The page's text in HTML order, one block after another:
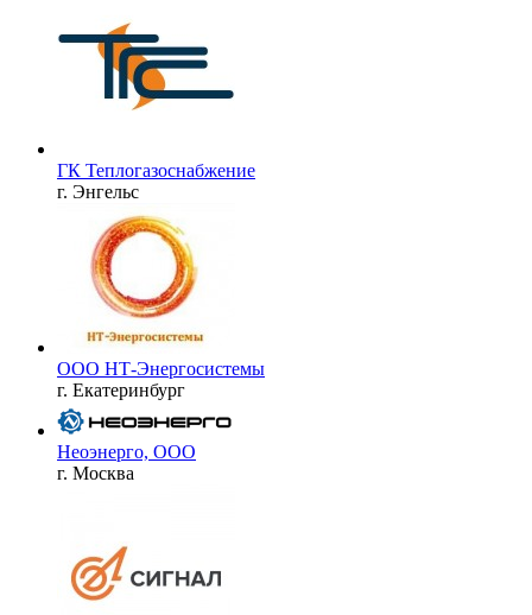
ГК Теплогазоснабжение
г. Энгельс
ООО НТ-Энергосистемы
г. Екатеринбург
Неоэнерго, ООО
г. Москва